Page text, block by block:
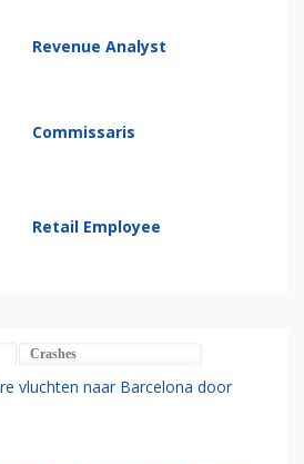
Revenue Analyst
Commissaris
Retail Employee
Crashes
vluchten naar Barcelona door